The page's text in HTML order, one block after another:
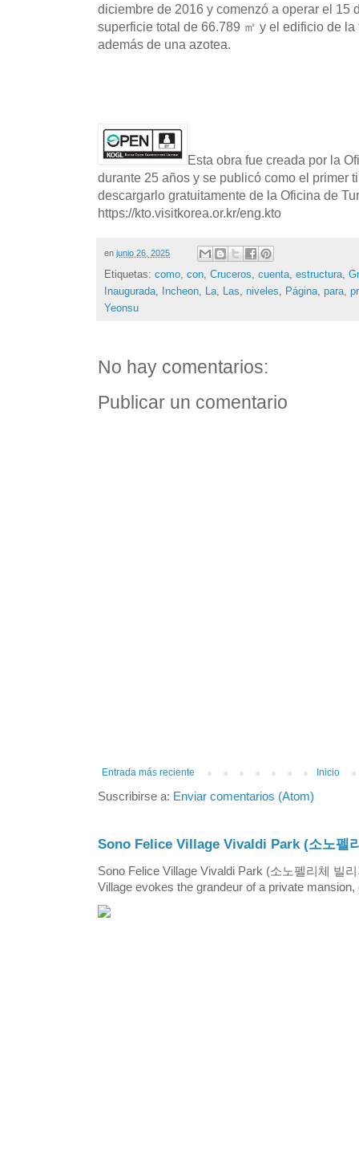
diciembre de 2016 y comenzó a operar el 15
superficie total de 66.789 ㎡ y el edificio de
además de una azotea.
Esta obra fue creada por la
durante 25 años y se publicó como el primer
descargarlo gratuitamente de la Oficina de
https://kto.visitkorea.or.kr/eng.kto
en junio 26, 2025
Etiquetas: como, con, Cruceros, cuenta, estructura,
Inaugurada, Incheon, La, Las, niveles, Página, para,
Yeonsu
No hay comentarios:
Publicar un comentario
Entrada más reciente Inicio
Suscribirse a: Enviar comentarios (Atom)
Sono Felice Village Vivaldi Park (소노펠
Sono Felice Village Vivaldi Park (소노펠리체 빌
Village evokes the grandeur of a private